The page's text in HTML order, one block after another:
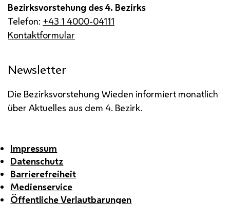
Bezirksvorstehung des 4. Bezirks
Telefon: +43 1 4000-04111
Kontaktformular
Newsletter
Die Bezirksvorstehung Wieden informiert monatlich
über Aktuelles aus dem 4. Bezirk.
Impressum
Datenschutz
Barrierefreiheit
Medienservice
Öffentliche Verlautbarungen